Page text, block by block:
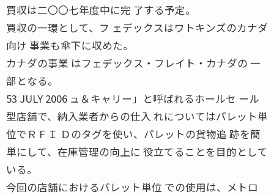
買収は二〇〇七年度中に完 了する予定。
買収の一環として、フ ェデックスはワトキンズのカナダ
向け 事業も傘下に収めた。
カナダの事業 はフェデックス・フレイト・カナダの 一
部となる。
53 JULY 2006 ュ＆キャリー」と呼ばれるホールセ ール
型店舗で、納入業者からの仕入 れについてはパレット単
位でＲＦＩ Ｄのタグを使い、パレットの貨物追 跡を簡
単にして、在庫管理の向上に 役立てることを目的として
いる。
今回の店舗におけるパレット単位 での使用は、メトロ